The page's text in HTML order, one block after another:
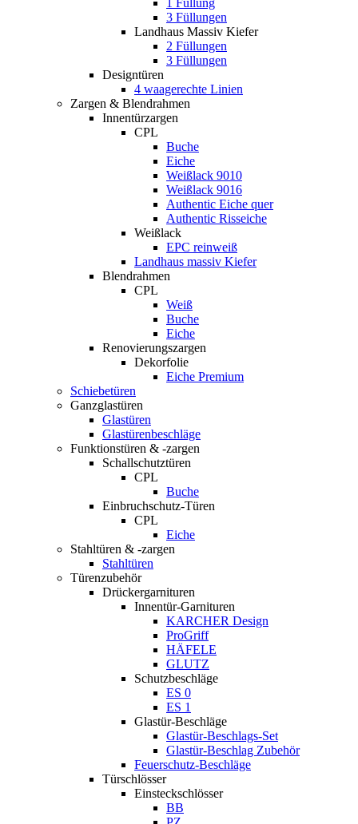
1 Füllung
3 Füllungen
Landhaus Massiv Kiefer
2 Füllungen
3 Füllungen
Designtüren
4 waagerechte Linien
Zargen & Blendrahmen
Innentürzargen
CPL
Buche
Eiche
Weißlack 9010
Weißlack 9016
Authentic Eiche quer
Authentic Risseiche
Weißlack
EPC reinweiß
Landhaus massiv Kiefer
Blendrahmen
CPL
Weiß
Buche
Eiche
Renovierungszargen
Dekorfolie
Eiche Premium
Schiebetüren
Ganzglastüren
Glastüren
Glastürenbeschläge
Funktionstüren & -zargen
Schallschutztüren
CPL
Buche
Einbruchschutz-Türen
CPL
Eiche
Stahltüren & -zargen
Stahltüren
Türenzubehör
Drückergarnituren
Innentür-Garnituren
KARCHER Design
ProGriff
HÄFELE
GLUTZ
Schutzbeschläge
ES 0
ES 1
Glastür-Beschläge
Glastür-Beschlags-Set
Glastür-Beschlag Zubehör
Feuerschutz-Beschläge
Türschlösser
Einsteckschlösser
BB